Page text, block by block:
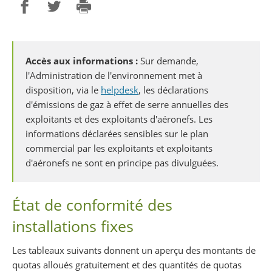
Accès aux informations : Sur demande,
l'Administration de l'environnement met à
disposition, via le helpdesk, les déclarations
d'émissions de gaz à effet de serre annuelles des
exploitants et des exploitants d'aéronefs. Les
informations déclarées sensibles sur le plan
commercial par les exploitants et exploitants
d'aéronefs ne sont en principe pas divulguées.
État de conformité des
installations fixes
Les tableaux suivants donnent un aperçu des montants de
quotas alloués gratuitement et des quantités de quotas